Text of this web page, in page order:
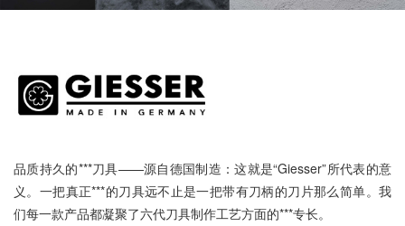
品质持久的***刀具——源自德国制造：这就是“Giesser”所代表的意
义。一把真正***的刀具远不止是一把带有刀柄的刀片那么简单。我
们每一款产品都凝聚了六代刀具制作工艺方面的***专长。